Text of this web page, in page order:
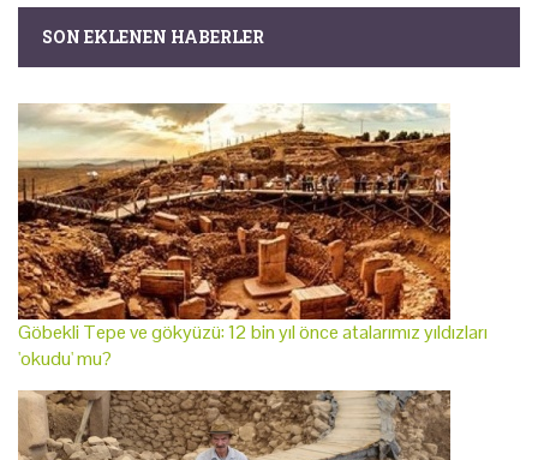
SON EKLENEN HABERLER
Göbekli Tepe ve gökyüzü: 12 bin yıl önce atalarımız yıldızları
'okudu' mu?